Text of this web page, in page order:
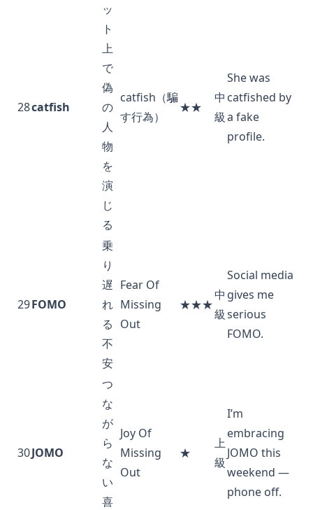
28catfish
ッ
ト
上
で
偽
の
人
物
を
演
じ
る
catfish（騙
す行為）
★★
中
級
She was
catfished by
a fake
profile.
29FOMO
乗
り
遅
れ
る
不
安
Fear Of
Missing
Out
★★★
中
級
Social media
gives me
serious
FOMO.
30JOMO
つ
な
が
ら
な
い
喜
Joy Of
Missing
Out
★
上
級
I’m
embracing
JOMO this
weekend —
phone off.